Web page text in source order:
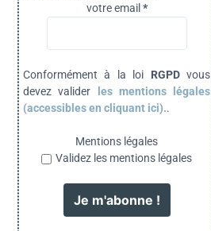
votre email *
Conformément à la loi RGPDvous
devez valider
les mentions légales
(accessibles en cliquant ici)..
Mentions légales
Validez les mentions légales